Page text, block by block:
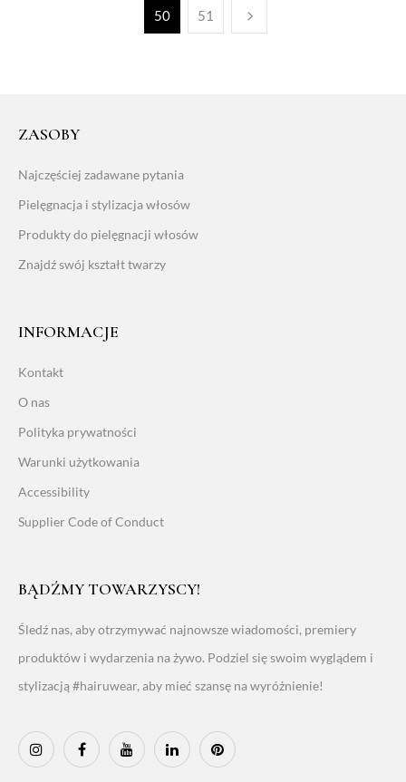
50 51
ZASOBY
Najczęściej zadawane pytania
Pielęgnacja i stylizacja włosów
Produkty do pielęgnacji włosów
Znajdź swój kształt twarzy
INFORMACJE
Kontakt
O nas
Polityka prywatności
Warunki użytkowania
Accessibility
Supplier Code of Conduct
BĄDŹMY TOWARZYSCY!
Śledź nas, aby otrzymywać najnowsze wiadomości, premiery
produktów i wydarzenia na żywo. Podziel się swoim wyglądem i
stylizacją #hairuwear, aby mieć szansę na wyróżnienie!